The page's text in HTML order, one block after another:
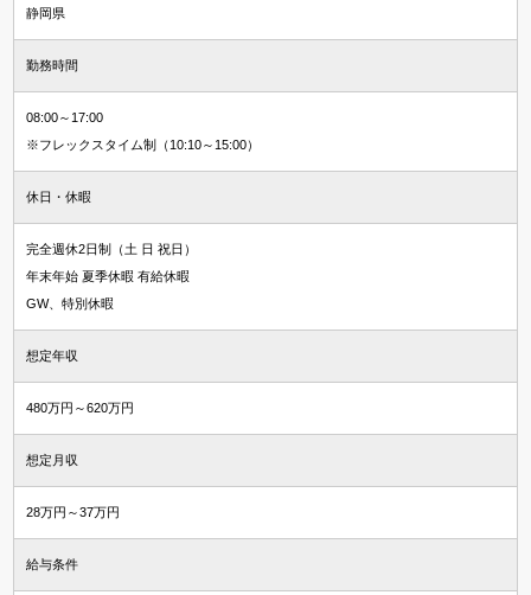
静岡県
勤務時間
08:00～17:00
※フレックスタイム制（10:10～15:00）
休日・休暇
完全週休2日制（土 日 祝日）
年末年始 夏季休暇 有給休暇
GW、特別休暇
想定年収
480万円～620万円
想定月収
28万円～37万円
給与条件